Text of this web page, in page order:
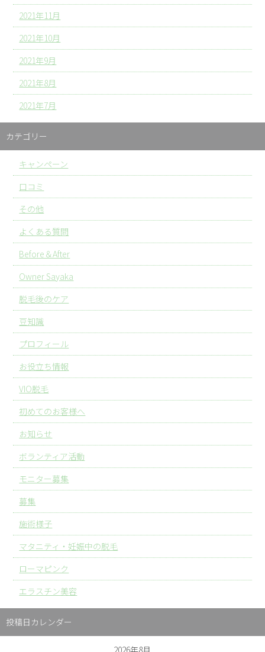
2021年11月
2021年10月
2021年9月
2021年8月
2021年7月
カテゴリー
キャンペーン
口コミ
その他
よくある質問
Before＆After
Owner Sayaka
脱毛後のケア
豆知識
プロフィール
お役立ち情報
VIO脱毛
初めてのお客様へ
お知らせ
ボランティア活動
モニター募集
募集
施術様子
マタニティ・妊娠中の脱毛
ローマピンク
エラスチン美容
投稿日カレンダー